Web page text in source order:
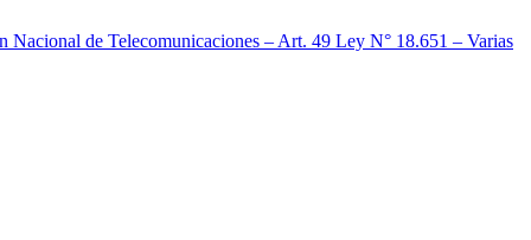
de Telecomunicaciones – Art. 49 Ley N° 18.651 – Varias